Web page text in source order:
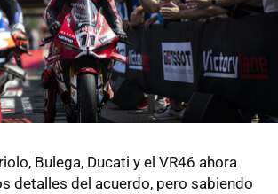
Bulega, Ducati y el VR46 ahora
detalles del acuerdo, pero sabiendo